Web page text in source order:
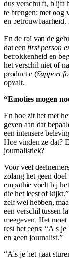
dus verschuift, blijft
te brengen: met oog
en
En de rol van de
dat een first person
betrokkenheid en
het verschil niet of
productie (Support
opvalt.
“Emoties mogen
En hoe zit het met
geven aan dat
een intensere
Hoe vinden ze dat?
journalistiek?
Voor veel
zolang het geen
empathie voelt bij
die het leest of
zelf wel hebben,
een verschil tussen
meegeven. Het
rest het eens: “Als
en geen journalist.”
“Als je het gaat